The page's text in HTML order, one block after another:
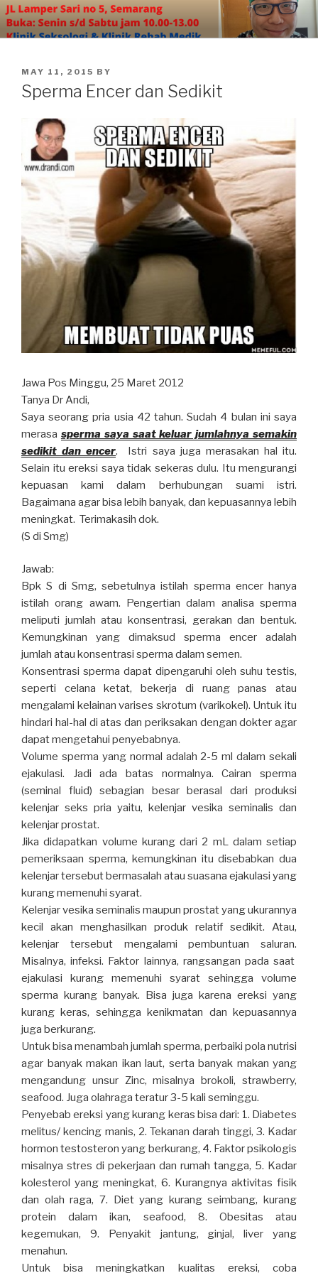
Skip
to
content
POSTED
ON
MAY 11, 2015 BY
Sperma Encer dan Sedikit
Jawa Pos Minggu, 25 Maret 2012
Tanya Dr Andi,
Saya seorang pria usia 42 tahun. Sudah 4 bulan ini saya
merasa sperma saya saat keluar jumlahnya semakin
sedikit dan encer. Istri saya juga merasakan hal itu.
Selain itu ereksi saya tidak sekeras dulu. Itu mengurangi
kepuasan kami dalam berhubungan suami istri.
Bagaimana agar bisa lebih banyak, dan kepuasannya lebih
meningkat. Terimakasih dok.
(S di Smg)
Jawab:
Bpk S di Smg, sebetulnya istilah sperma encer hanya
istilah orang awam. Pengertian dalam analisa sperma
meliputi jumlah atau konsentrasi, gerakan dan bentuk.
Kemungkinan yang dimaksud sperma encer adalah
jumlah atau konsentrasi sperma dalam semen.
Konsentrasi sperma dapat dipengaruhi oleh suhu testis,
seperti celana ketat, bekerja di ruang panas atau
mengalami kelainan varises skrotum (varikokel). Untuk itu
hindari hal-hal di atas dan periksakan dengan dokter agar
dapat mengetahui penyebabnya.
Volume sperma yang normal adalah 2-5 ml dalam sekali
ejakulasi. Jadi ada batas normalnya. Cairan sperma
(seminal fluid) sebagian besar berasal dari produksi
kelenjar seks pria yaitu, kelenjar vesika seminalis dan
kelenjar prostat.
Jika didapatkan volume kurang dari 2 mL dalam setiap
pemeriksaan sperma, kemungkinan itu disebabkan dua
kelenjar tersebut bermasalah atau suasana ejakulasi yang
kurang memenuhi syarat.
Kelenjar vesika seminalis maupun prostat yang ukurannya
kecil akan menghasilkan produk relatif sedikit. Atau,
kelenjar tersebut mengalami pembuntuan saluran.
Misalnya, infeksi. Faktor lainnya, rangsangan pada saat
ejakulasi kurang memenuhi syarat sehingga volume
sperma kurang banyak. Bisa juga karena ereksi yang
kurang keras, sehingga kenikmatan dan kepuasannya
juga berkurang.
Untuk bisa menambah jumlah sperma, perbaiki pola nutrisi
agar banyak makan ikan laut, serta banyak makan yang
mengandung unsur Zinc, misalnya brokoli, strawberry,
seafood. Juga olahraga teratur 3-5 kali seminggu.
Penyebab ereksi yang kurang keras bisa dari: 1. Diabetes
melitus/ kencing manis, 2. Tekanan darah tinggi, 3. Kadar
hormon testosteron yang berkurang, 4. Faktor psikologis
misalnya stres di pekerjaan dan rumah tangga, 5. Kadar
kolesterol yang meningkat, 6. Kurangnya aktivitas fisik
dan olah raga, 7. Diet yang kurang seimbang, kurang
protein dalam ikan, seafood, 8. Obesitas atau
kegemukan, 9. Penyakit jantung, ginjal, liver yang
menahun.
Untuk bisa meningkatkan kualitas ereksi, coba